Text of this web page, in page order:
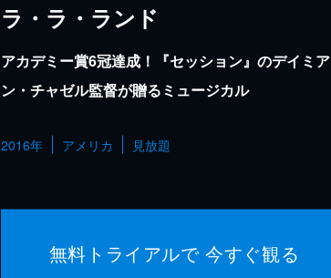
ラ・ラ・ランド
アカデミー賞6冠達成！『セッション』のデイミア
ン・チャゼル監督が贈るミュージカル
2016年 アメリカ 見放題
無料トライアルで 今すぐ観る